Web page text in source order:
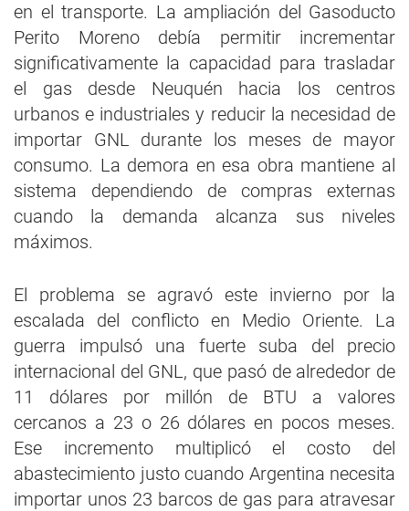
en el transporte. La ampliación del Gasoducto
Perito Moreno debía permitir incrementar
significativamente la capacidad para trasladar
el gas desde Neuquén hacia los centros
urbanos e industriales y reducir la necesidad de
importar GNL durante los meses de mayor
consumo. La demora en esa obra mantiene al
sistema dependiendo de compras externas
cuando la demanda alcanza sus niveles
máximos.
El problema se agravó este invierno por la
escalada del conflicto en Medio Oriente. La
guerra impulsó una fuerte suba del precio
internacional del GNL, que pasó de alrededor de
11 dólares por millón de BTU a valores
cercanos a 23 o 26 dólares en pocos meses.
Ese incremento multiplicó el costo del
abastecimiento justo cuando Argentina necesita
importar unos 23 barcos de gas para atravesar